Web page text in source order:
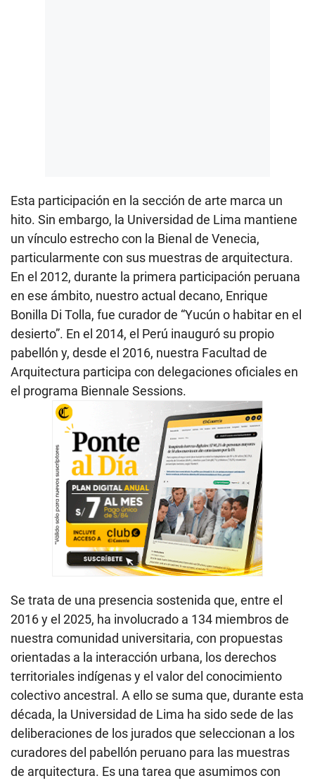
Esta participación en la sección de arte marca un
hito. Sin embargo, la Universidad de Lima mantiene
un vínculo estrecho con la Bienal de Venecia,
particularmente con sus muestras de arquitectura.
En el 2012, durante la primera participación peruana
en ese ámbito, nuestro actual decano, Enrique
Bonilla Di Tolla, fue curador de “Yucún o habitar en el
desierto”. En el 2014, el Perú inauguró su propio
pabellón y, desde el 2016, nuestra Facultad de
Arquitectura participa con delegaciones oficiales en
el programa Biennale Sessions.
Se trata de una presencia sostenida que, entre el
2016 y el 2025, ha involucrado a 134 miembros de
nuestra comunidad universitaria, con propuestas
orientadas a la interacción urbana, los derechos
territoriales indígenas y el valor del conocimiento
colectivo ancestral. A ello se suma que, durante esta
década, la Universidad de Lima ha sido sede de las
deliberaciones de los jurados que seleccionan a los
curadores del pabellón peruano para las muestras
de arquitectura. Es una tarea que asumimos con